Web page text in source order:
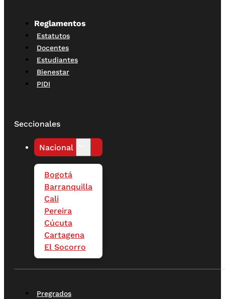
Reglamentos
Estatutos
Docentes
Estudiantes
Bienestar
PIDI
Seccionales
Nacional
Bogotá
Barranquilla
Cali
Pereira
Cúcuta
Cartagena
El Socorro
Pregrados